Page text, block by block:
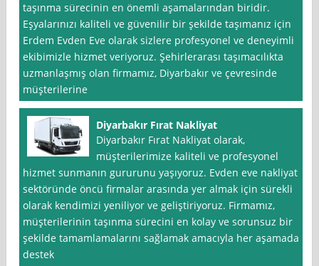
taşınma sürecinin en önemli aşamalarından biridir.
Eşyalarınızı kaliteli ve güvenilir bir şekilde taşımanız için
Erdem Evden Eve olarak sizlere profesyonel ve deneyimli
ekibimizle hizmet veriyoruz. Şehirlerarası taşımacılıkta
uzmanlaşmış olan firmamız, Diyarbakır ve çevresinde
müşterilerine
Diyarbakır Fırat Nakliyat
Diyarbakır Fırat Nakliyat olarak,
müşterilerimize kaliteli ve profesyonel
hizmet sunmanın gururunu yaşıyoruz. Evden eve nakliyat
sektöründe öncü firmalar arasında yer almak için sürekli
olarak kendimizi yeniliyor ve geliştiriyoruz. Firmamız,
müşterilerinin taşınma sürecini en kolay ve sorunsuz bir
şekilde tamamlamalarını sağlamak amacıyla her aşamada
destek